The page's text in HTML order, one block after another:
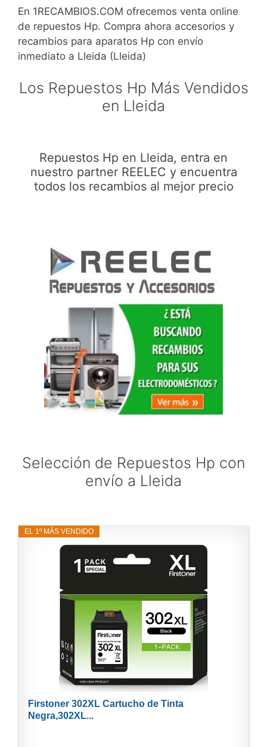
En 1RECAMBIOS.COM ofrecemos venta online
de repuestos Hp. Compra ahora accesorios y
recambios para aparatos Hp con envío
inmediato a Lleida (Lleida)
Los Repuestos Hp Más Vendidos
en Lleida
Repuestos Hp en Lleida, entra en
nuestro partner REELEC y encuentra
todos los recambios al mejor precio
Selección de Repuestos Hp con
envío a Lleida
EL 1º MÁS VENDIDO
Firstoner 302XL Cartucho de Tinta
Negra,302XL...